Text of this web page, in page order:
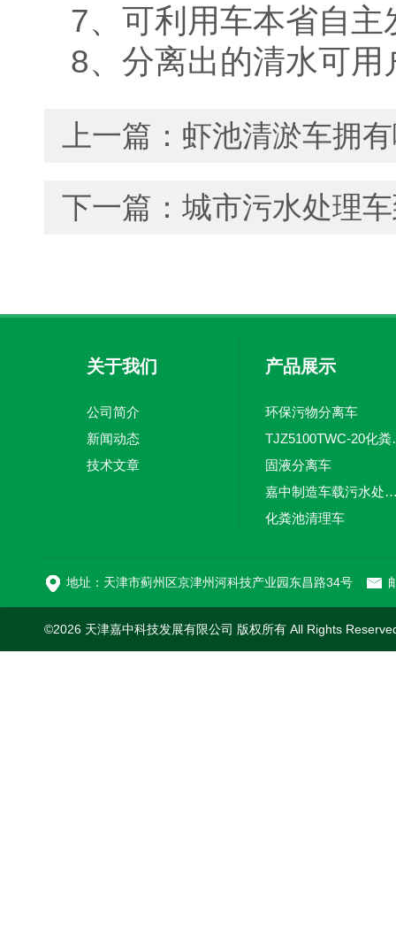
7、可利用车本省自
8、分离出的清水可
上一篇： 虾池清淤车拥
下一篇： 城市污水处理
关于我们
公司简介
新闻动态
技术文章
产品展示
环保污物分离车
固液分离车
嘉中制造车载污水处理设备-环
化粪池清理车
地址：天津市蓟州区京津州河科技产业园东昌路34号
©2026 天津嘉中科技发展有限公司 版权所有 All Rights